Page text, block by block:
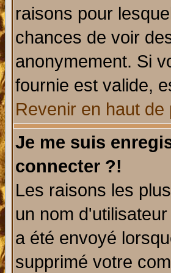
raisons pour
chances de voir
anonymement. Si
fournie est valide,
Revenir en haut de
Je me suis
connecter ?!
Les raisons les
un nom
a été envoyé
supprimé votre